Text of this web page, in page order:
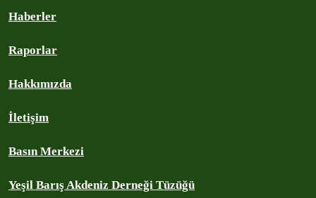
Haberler
Raporlar
Hakkımızda
İletişim
Basın Merkezi
Yeşil Barış Akdeniz Derneği Tüzüğü